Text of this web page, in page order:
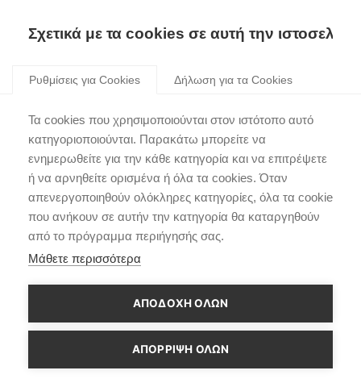
Σχετικά με τα cookies σε αυτή την ιστοσελίδα
Ρυθμίσεις για Cookies Δήλωση για τα Cookies
Τα cookies που χρησιμοποιούνται στον ιστότοπο αυτό
κατηγοριοποιούνται. Παρακάτω μπορείτε να
ενημερωθείτε για την κάθε κατηγορία και να επιτρέψετε
ή να αρνηθείτε ορισμένα ή όλα τα cookies. Όταν
απενεργοποιηθούν ολόκληρες κατηγορίες, όλα τα cookie
που ανήκουν σε αυτήν την κατηγορία θα καταργηθούν
από το πρόγραμμα περιήγησής σας.
Μάθετε περισσότερα
ΑΠΟΔΟΧΗ ΟΛΩΝ
ΑΠΌΡΡΙΨΗ ΌΛΩΝ
HyundaiINSTERCross